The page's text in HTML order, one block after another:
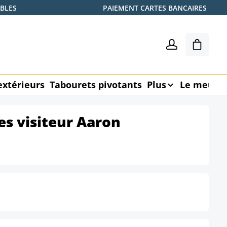
PAIEMENT CARTES BANCAIRES
Le
Tabourets pivotants Plus Le
visiteur Aaron